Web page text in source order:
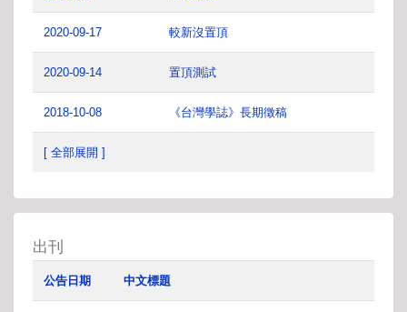
2020-09-17 較新沒置頂
2020-09-14 置頂測試
2018-10-08 《台灣學誌》長期徵稿
[ 全部展開 ]
出刊
公告日期 中文標題